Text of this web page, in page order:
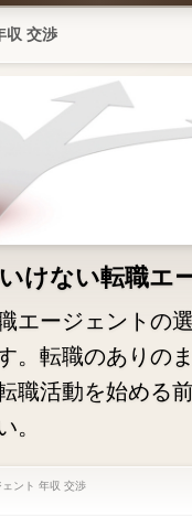
収 交渉
けない転職エ
エージェントの
。転職のありの
職活動を始める
。
ェント 年収 交渉